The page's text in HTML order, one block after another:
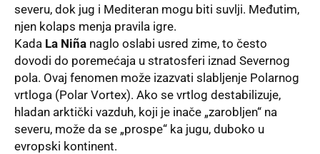
severu, dok jug i Mediteran mogu biti suvlji. Međutim,
njen kolaps menja pravila igre.
Kada La Niña naglo oslabi usred zime, to često
dovodi do poremećaja u stratosferi iznad Severnog
pola. Ovaj fenomen može izazvati slabljenje Polarnog
vrtloga (Polar Vortex). Ako se vrtlog destabilizuje,
hladan arktički vazduh, koji je inače „zarobljen“ na
severu, može da se „prospe“ ka jugu, duboko u
evropski kontinent.